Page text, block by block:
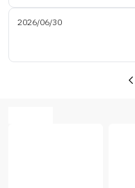
2026/06/30